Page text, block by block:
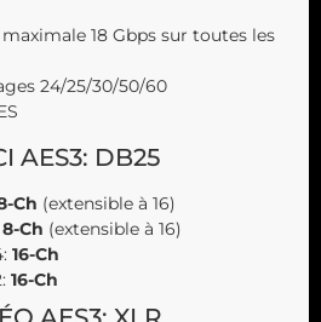
18 Gbps sur toutes les
24/25/30/50/60
AES3: DB25
Ch (extensible à 16)
8-Ch (extensible à 16)
16-Ch
16-Ch